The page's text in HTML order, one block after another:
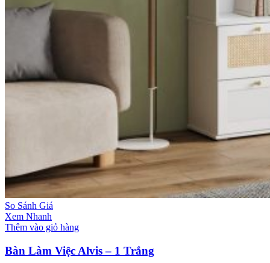
So Sánh Giá
Xem Nhanh
Thêm vào giỏ hàng
Bàn Làm Việc Alvis – 1 Trắng